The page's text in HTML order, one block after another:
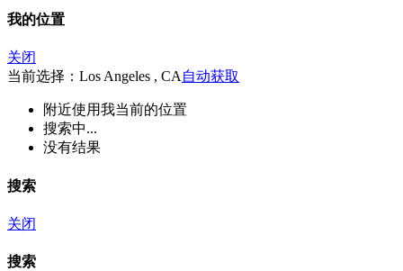
我的位置
关闭
当前选择：Los Angeles , CA自动获取
附近使用我当前的位置
搜索中...
没有结果
搜索
关闭
搜索